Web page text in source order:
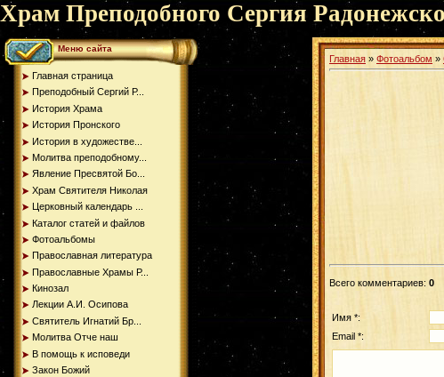
Храм Преподобного Сергия
Меню сайта
Главная страница
Преподобный Сергий Р...
История Храма
История Пронского
История в художестве...
Молитва преподобному...
Явление Пресвятой Бо...
Храм Святителя Николая
Церковный календарь ...
Каталог статей и файлов
Фотоальбомы
Православная литература
Православные Храмы Р...
Кинозал
Лекции А.И. Осипова
Святитель Игнатий Бр...
Молитва Отче наш
В помощь к исповеди
Закон Божий
Главная » Фотоальбом »
Всего комментариев: 0
Имя *:
Email *: